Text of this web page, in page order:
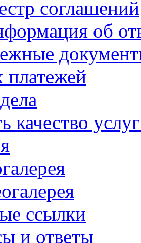
соглашений
об
качество
ссылки
и ответы